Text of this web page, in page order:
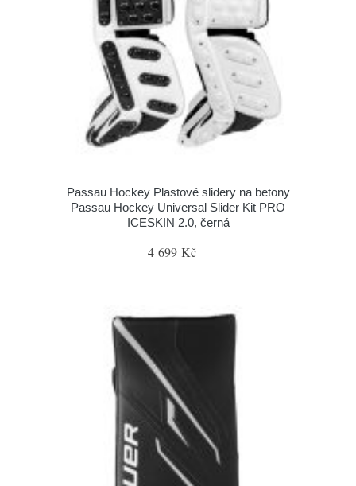
Passau Hockey Plastové slidery na betony
Passau Hockey Universal Slider Kit PRO
ICESKIN 2.0, černá
4 699 Kč